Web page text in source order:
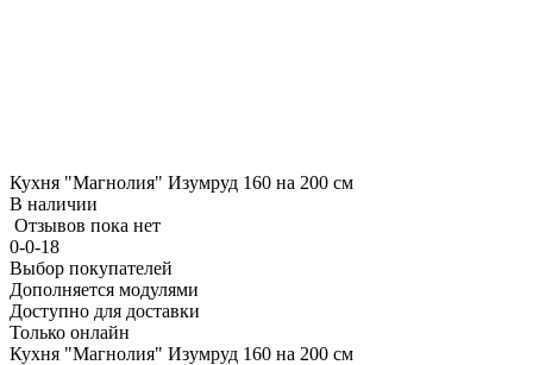
Кухня "Магнолия" Изумруд 160 на 200 см
В наличии
Отзывов пока нет
0-0-18
Выбор покупателей
Дополняется модулями
Доступно для доставки
Только онлайн
Кухня "Магнолия" Изумруд 160 на 200 см